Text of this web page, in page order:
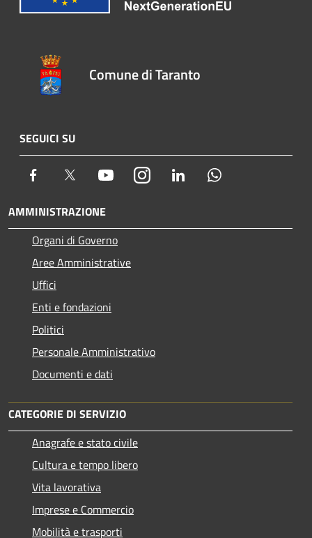
Comune di Taranto
SEGUICI SU
Facebook Twitter YoutubeInstagram LinkedIn
AMMINISTRAZIONE
Organi di Governo
Aree Amministrative
Uffici
Enti e fondazioni
Politici
Personale Amministrativo
Documenti e dati
CATEGORIE DI SERVIZIO
Anagrafe e stato civile
Cultura e tempo libero
Vita lavorativa
Imprese e Commercio
Mobilità e trasporti